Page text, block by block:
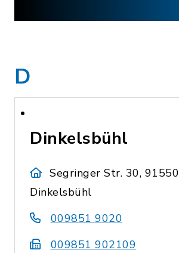
D
Dinkelsbühl
Segringer Str. 30, 91550
Dinkelsbühl
009851 9020
009851 902109